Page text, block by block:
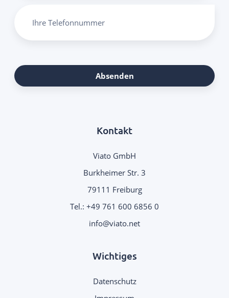
Kontakt
Viato GmbH
Burkheimer Str. 3
79111 Freiburg
Tel.: +49 761 600 6856 0
.
Wichtiges
Datenschutz
Ihre Telefonnummer
Absenden